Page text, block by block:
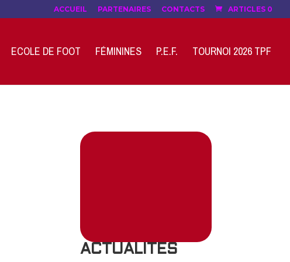
ACCUEIL PARTENAIRES CONTACTS ARTICLES 0
ECOLE DE FOOT FÉMININES P.E.F. TOURNOI 2026 TPF
ACTUALITES